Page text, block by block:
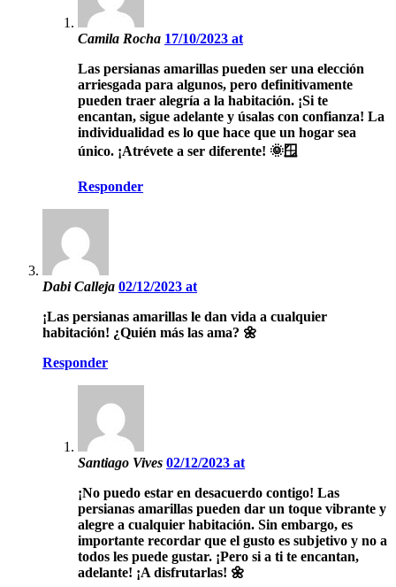
Camila Rocha 17/10/2023 at
Las persianas amarillas pueden ser una elección
arriesgada para algunos, pero definitivamente
pueden traer alegría a la habitación. ¡Si te
encantan, sigue adelante y úsalas con confianza! La
individualidad es lo que hace que un hogar sea
único. ¡Atrévete a ser diferente! 🌞🪟
Responder
Dabi Calleja 02/12/2023 at
¡Las persianas amarillas le dan vida a cualquier
habitación! ¿Quién más las ama? 🌼
Responder
Santiago Vives 02/12/2023 at
¡No puedo estar en desacuerdo contigo! Las
persianas amarillas pueden dar un toque vibrante y
alegre a cualquier habitación. Sin embargo, es
importante recordar que el gusto es subjetivo y no a
todos les puede gustar. ¡Pero si a ti te encantan,
adelante! ¡A disfrutarlas! 🌼